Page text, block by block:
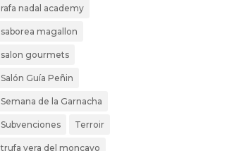
rafa nadal academy
saborea magallon
salon gourmets
Salón Guía Peñin
Semana de la Garnacha
Subvenciones Terroir
trufa vera del moncayo